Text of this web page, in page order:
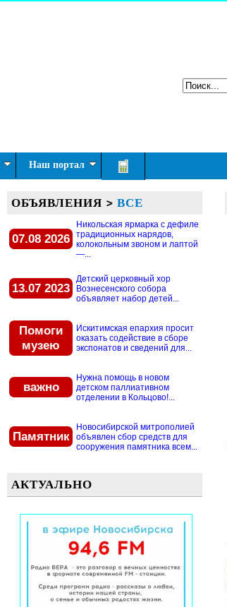
Наш портал
ОБЪЯВЛЕНИЯ > ВСЕ
07.08 2026
Никольская ярмарка с дефиле
традиционных нарядов,
колокольным звоном и лаптой
—...
13.07 2023
Детский церковный хор
Вознесенского собора
объявляет набор детей...
Помоги
музею
Искитимская епархия просит
оказать содействие в сборе
экспонатов и сведений для...
важно
Нужна помощь в новом
детском паллиативном
отделении в Кольцово!...
Памятник
Новосибирской митрополией
объявлен сбор средств для
сооружения памятника всем...
АКТУАЛЬНО